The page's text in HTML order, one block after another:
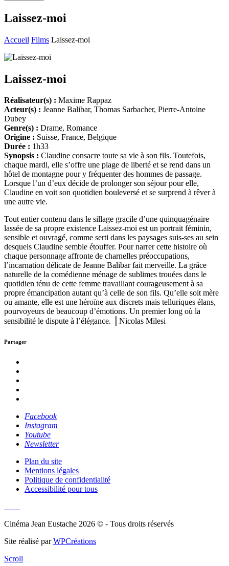
Laissez-moi
Accueil Films Laissez-moi
Laissez-moi
Réalisateur(s) : Maxime Rappaz
Acteur(s) : Jeanne Balibar, Thomas Sarbacher, Pierre-Antoine
Dubey
Genre(s) : Drame, Romance
Origine : Suisse, France, Belgique
Durée : 1h33
Synopsis : Claudine consacre toute sa vie à son fils. Toutefois,
chaque mardi, elle s’offre une plage de liberté et se rend dans un
hôtel de montagne pour y fréquenter des hommes de passage.
Lorsque l’un d’eux décide de prolonger son séjour pour elle,
Claudine en voit son quotidien bouleversé et se surprend à rêver à
une autre vie.
Tout entier contenu dans le sillage gracile d’une quinquagénaire
lassée de sa propre existence Laissez-moi est un portrait féminin,
sensible et ouvragé, comme serti dans les paysages suis-ses au sein
desquels Claudine semble étouffer. Pour narrer cette histoire où
chaque personnage affronte de charnelles préoccupations,
l’incarnation délicate de Jeanne Balibar fait merveille. La grâce
naturelle de la comédienne ménage de sublimes trouées dans le
quotidien ténu de cette femme travaillant courageusement à sa
propre émancipation autant qu’à celle de son fils. Qu’elle soit mère
ou amante, elle est une héroïne aux discrets mais telluriques élans,
pourvoyeurs de beaucoup d’émotions. Un premier long où la
sensibilité le dispute à l’élégance. ⎥ Nicolas Milesi
Partager
Facebook
Instagram
Youtube
Newsletter
Plan du site
Mentions légales
Politique de confidentialité
Accessibilité pour tous
Cinéma Jean Eustache 2026 © - Tous droits réservés
Site réalisé parWPCréations
Scroll